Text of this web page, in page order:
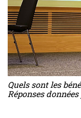
Quels sont les
Réponses